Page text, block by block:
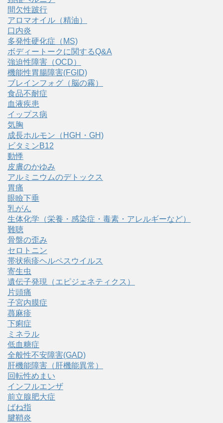
間欠性跛行
アロマオイル（精油）
口内炎
多発性硬化症（MS)
ボディートークに関するQ&A
強迫性障害（OCD）
機能性胃腸障害(FGID)
ブレインフォグ（脳の霧）
食品不耐症
血液疾患
イップス病
気胸
成長ホルモン（HGH・GH)
ビタミンB12
動悸
皮膚のかゆみ
アルミニウムのデトックス
胃痛
眼瞼下垂
乳がん
生体化学（栄養・感染症・毒素・アレルギーなど）
難聴
骨盤の歪み
セロトニン
帯状疱疹ヘルペスウイルス
寄生虫
遺伝子発現（エピジェネティクス）
片頭痛
子宮内膜症
蕁麻疹
下痢症
ミネラル
低血糖症
全般性不安障害(GAD)
肝機能障害（肝機能異常）
回転性めまい
インフルエンザ
前立腺肥大症
ばね指
腱鞘炎